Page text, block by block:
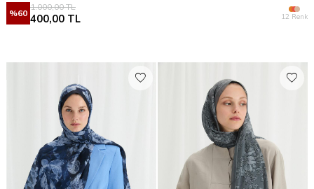
%60
1.000,00TL
400,00 TL 12 Renk